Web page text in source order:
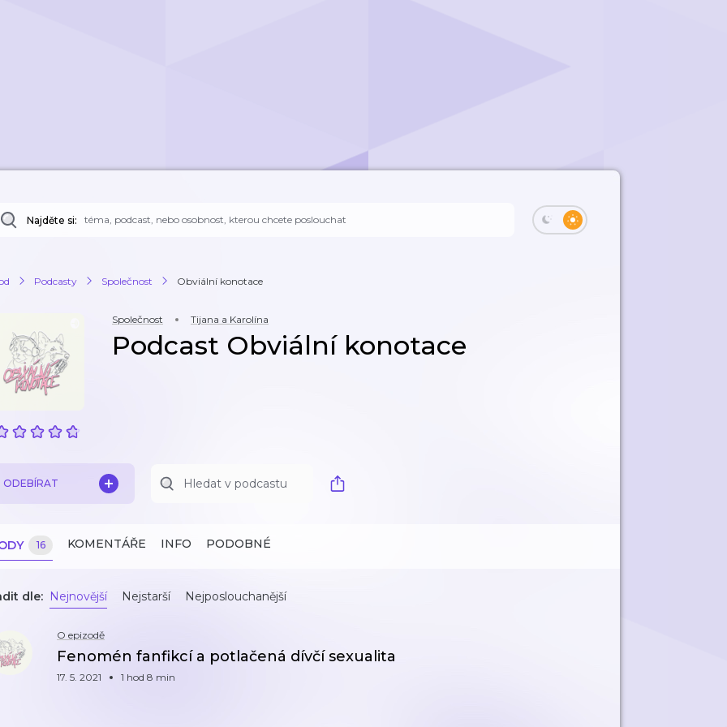
Najděte si:
Podcasty Společnost Obviální konotace
Společnost Tijana a Karolína
Podcast Obviální konotace
ODEBÍRAT
16 KOMENTÁŘE INFO PODOBNÉ
dle: Nejnovější Nejstarší Nejposlouchanější
O epizodě
Fenomén fanfikcí a potlačená dívčí sexualita
17. 5. 2021 1 hod 8 min